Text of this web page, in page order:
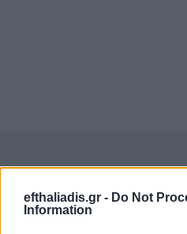
efthaliadis.gr - Do Not
Information
Επιλογές Που